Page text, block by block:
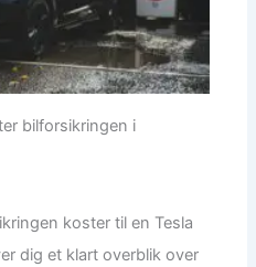
bilforsikringen i
koster til en Tesla
dig et klart overblik over